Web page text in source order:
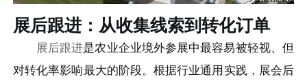
展后跟进：从收集线索到转化订单
展后跟进是农业企业境外参展中最容易被轻视、但
对转化率影响最大的阶段。根据行业通用实践，展会后